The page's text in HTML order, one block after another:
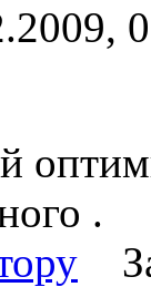
.